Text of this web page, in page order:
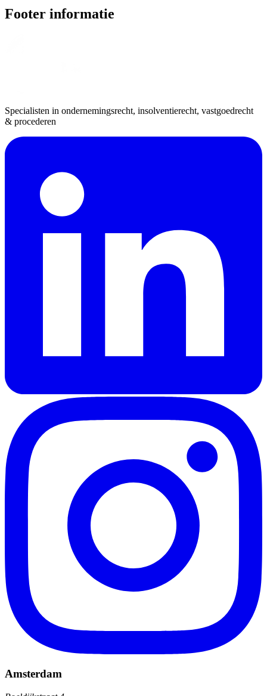
Footer informatie
Specialisten in ondernemingsrecht, insolventierecht, vastgoedrecht
& procederen
Amsterdam